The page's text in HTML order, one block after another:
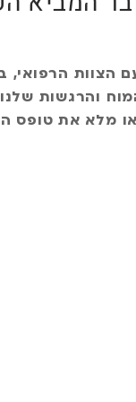
הצוות הרפואי,
והרגשות
או מלא את טופס